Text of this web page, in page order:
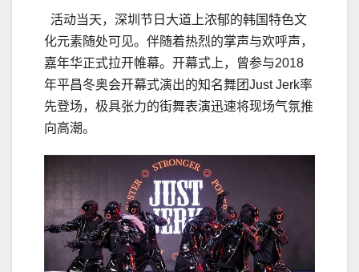
活动当天，深圳节日大道上浓郁的韩国特色文
化元素随处可见。伴随着热烈的掌声与欢呼声，
嘉年华正式拉开帷幕。开幕式上，曾参与2018
年平昌冬奥会开幕式演出的知名舞团Just Jerk率
先登场，极具张力的街舞表演迅速将现场气氛推
向高潮。